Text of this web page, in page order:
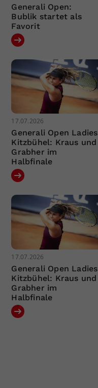
Generali Open:
Bublik startet als
Favorit
17.07.2026
Generali Open Ladies
Kitzbühel: Kraus und
Grabher im
Halbfinale
17.07.2026
Generali Open Ladies
Kitzbühel: Kraus und
Grabher im
Halbfinale